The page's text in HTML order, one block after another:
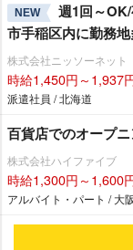
NEW
週1回～
市手稲区内に勤務
株式会社ニッソーネット
時給1,450円～1,937
派遣社員 / 北海道
百貨店でのオープ
株式会社ハイファイブ
時給1,300円～1,600
アルバイト・パート / 大